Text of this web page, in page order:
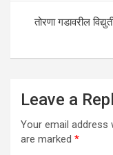
तोरणा गडावरील
Leave a
Your email address
are marked *